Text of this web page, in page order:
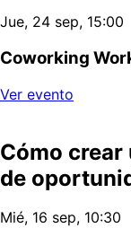
Jue, 24 sep, 15:00
Coworking
Ver evento
Cómo crear
de
Mié, 16 sep, 10:30